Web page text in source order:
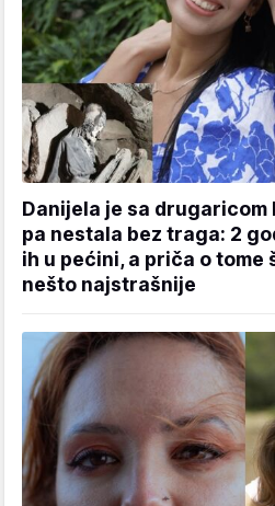
Danijela je sa drugaricom
pa nestala bez traga: 2
ih u pećini, a priča o tome
nešto najstrašnije